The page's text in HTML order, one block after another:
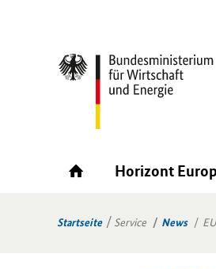
Horizont
Startseite Service News